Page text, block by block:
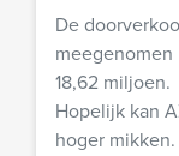
De
meegenomen
18,62 miljoen.
Hopelijk kan
hoger mikken.